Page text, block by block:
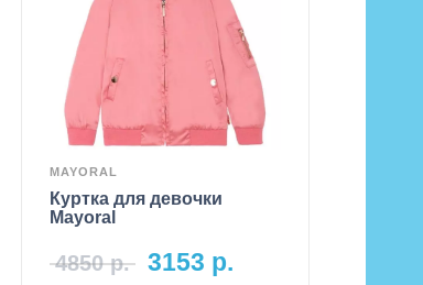
MAYORAL
Куртка для девочки
Mayoral
4850р. 3153 р.